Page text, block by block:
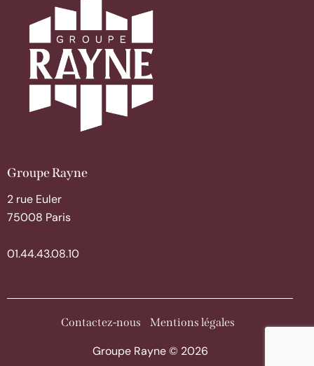
Groupe Rayne
2 rue Euler
75008 Paris
01.44.43.08.10
Contactez-nous Mentions légales
Groupe Rayne © 2026